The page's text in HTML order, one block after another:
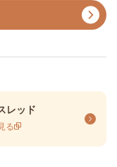
レッド
る